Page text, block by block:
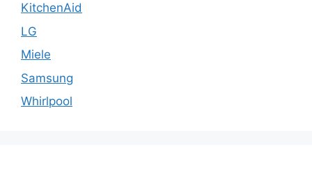
KitchenAid
LG
Miele
Samsung
Whirlpool